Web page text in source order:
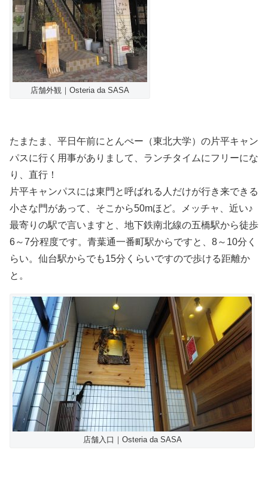
店舗外観｜Osteria da SASA
たまたま、平日午前にとんぺー（東北大学）の片平キャン
パスに行く用事がありまして、ランチタイムにフリーにな
り、直行！
片平キャンパスには東門と呼ばれる人だけが行き来できる
小さな門があって、そこから50mほど。メッチャ、近い♪
最寄りの駅で言いますと、地下鉄南北線の五橋駅から徒歩
6～7分程度です。青葉通一番町駅からですと、8～10分く
らい。仙台駅からでも15分くらいですので歩ける距離か
と。
店舗入口｜Osteria da SASA